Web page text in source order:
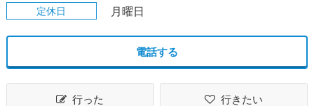
定休日 月曜日
電話する
行った 行きたい